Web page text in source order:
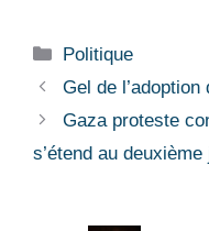
Catégories
Politique
Gel de l’adoption
Gaza proteste
s’étend au deuxième